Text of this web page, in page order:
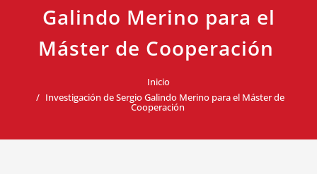
Galindo Merino para el
Máster de Cooperación
Inicio
Investigación de Sergio Galindo Merino para el Máster de
Cooperación